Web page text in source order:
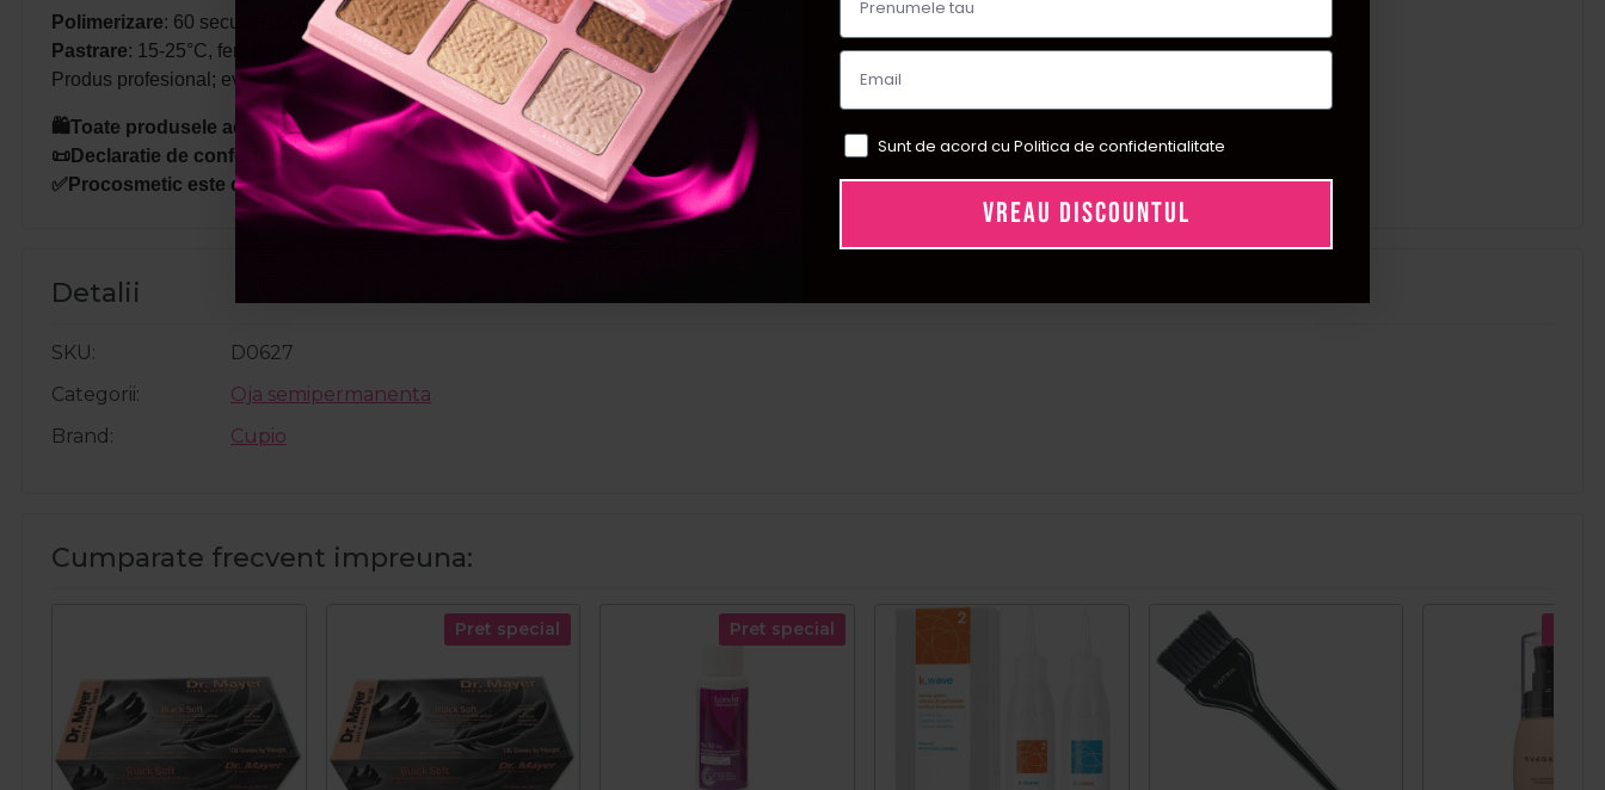
Polimerizare: 60 secunde LED/2 minute UV.
Pastrare: 15-25°C, ferit de lumina directa.
Produs profesional; evitati contactul direct cu pielea, poate cauza alergii.
🛍️Toate produsele achizitionate de pe site-ul nostru sunt originale.
📜Declaratie de conformitate ProCosmetic.
✅Procosmetic este distribuitor autorizat Cupio.
Detalii
SKU
D0627
Categorii
Oja semipermanenta
Brand
Cupio
Cumparate frecvent impreuna:
Pret special Pret special
Sunt de acord cu Politica de confidentialitate
VREAU DISCOUNTUL